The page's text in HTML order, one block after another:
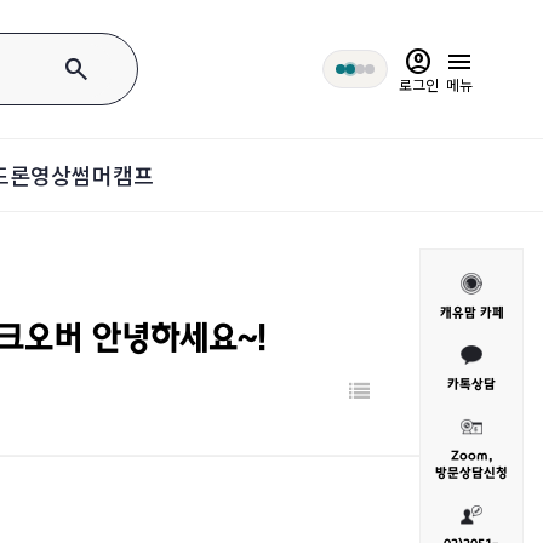
search account_circle
로그인
menu
메뉴
론영상썸머캠프
버 안녕하세요~!
캐유맘 카페
카톡상담
Zoom,
방문상담신청